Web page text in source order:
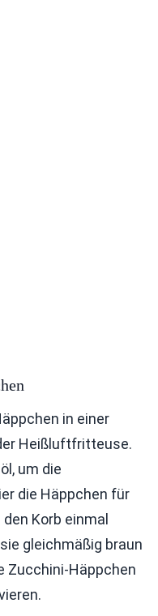
in einer
Heißluftfritteuse.
um die
die Häppchen für
Korb einmal
gleichmäßig braun
Zucchini-Häppchen